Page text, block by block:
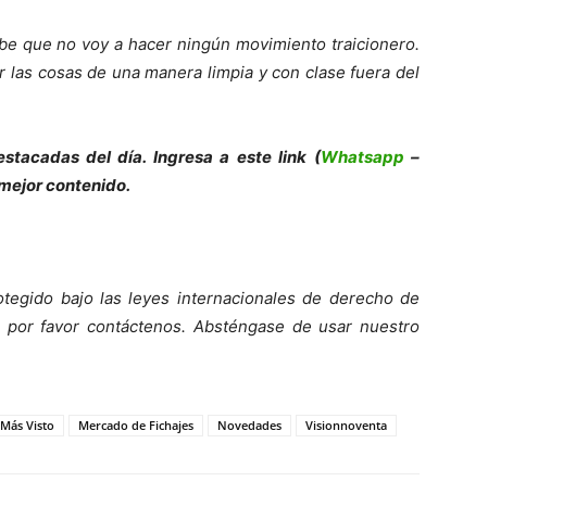
que no voy a hacer ningún movimiento traicionero.
cosas de una manera limpia y con clase fuera del
stacadas del día. Ingresa a este link (Whatsapp –
contenido.
bajo las leyes internacionales de derecho de
favor contáctenos. Absténgase de usar nuestro
Visto Mercado de Fichajes Novedades Visionnoventa